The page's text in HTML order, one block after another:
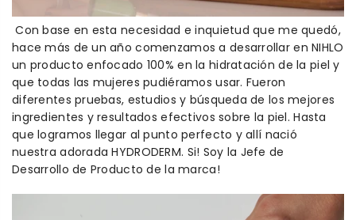
Con base en esta necesidad e inquietud que me quedó,
hace más de un año comenzamos a desarrollar en NIHLO
un producto enfocado 100% en la hidratación de la piel y
que todas las mujeres pudiéramos usar. Fueron
diferentes pruebas, estudios y búsqueda de los mejores
ingredientes y resultados efectivos sobre la piel. Hasta
que logramos llegar al punto perfecto y allí nació
nuestra adorada HYDRODERM. Si! Soy la Jefe de
Desarrollo de Producto de la marca!